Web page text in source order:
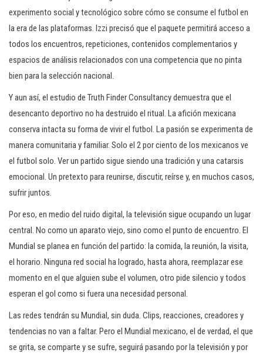
experimento social y tecnológico sobre cómo se consume el futbol en
la era de las plataformas. Izzi precisó que el paquete permitirá acceso a
todos los encuentros, repeticiones, contenidos complementarios y
espacios de análisis relacionados con una competencia que no pinta
bien para la selección nacional.
Y aun así, el estudio de Truth Finder Consultancy demuestra que el
desencanto deportivo no ha destruido el ritual. La afición mexicana
conserva intacta su forma de vivir el futbol. La pasión se experimenta de
manera comunitaria y familiar. Solo el 2 por ciento de los mexicanos ve
el futbol solo. Ver un partido sigue siendo una tradición y una catarsis
emocional. Un pretexto para reunirse, discutir, reírse y, en muchos casos,
sufrir juntos.
Por eso, en medio del ruido digital, la televisión sigue ocupando un lugar
central. No como un aparato viejo, sino como el punto de encuentro. El
Mundial se planea en función del partido: la comida, la reunión, la visita,
el horario. Ninguna red social ha logrado, hasta ahora, reemplazar ese
momento en el que alguien sube el volumen, otro pide silencio y todos
esperan el gol como si fuera una necesidad personal.
Las redes tendrán su Mundial, sin duda. Clips, reacciones, creadores y
tendencias no van a faltar. Pero el Mundial mexicano, el de verdad, el que
se grita, se comparte y se sufre, seguirá pasando por la televisión y por